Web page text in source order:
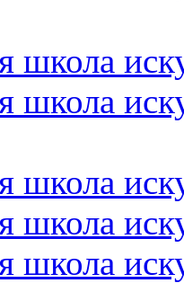
школа
школа
школа
школа
школа